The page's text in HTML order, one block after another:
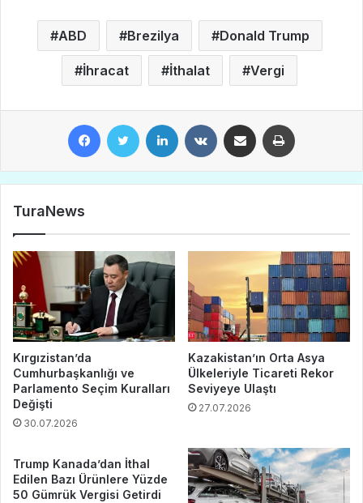
ABD Brezilya Donald Trump
İhracat İthalat Vergi
TuraNews
Kırgızistan’da
Cumhurbaşkanlığı ve
Parlamento Seçim Kuralları
Değişti
30.07.2026
Kazakistan’ın Orta Asya
Ülkeleriyle Ticareti Rekor
Seviyeye Ulaştı
27.07.2026
Trump Kanada’dan İthal
Edilen Bazı Ürünlere Yüzde
50 Gümrük Vergisi Getirdi